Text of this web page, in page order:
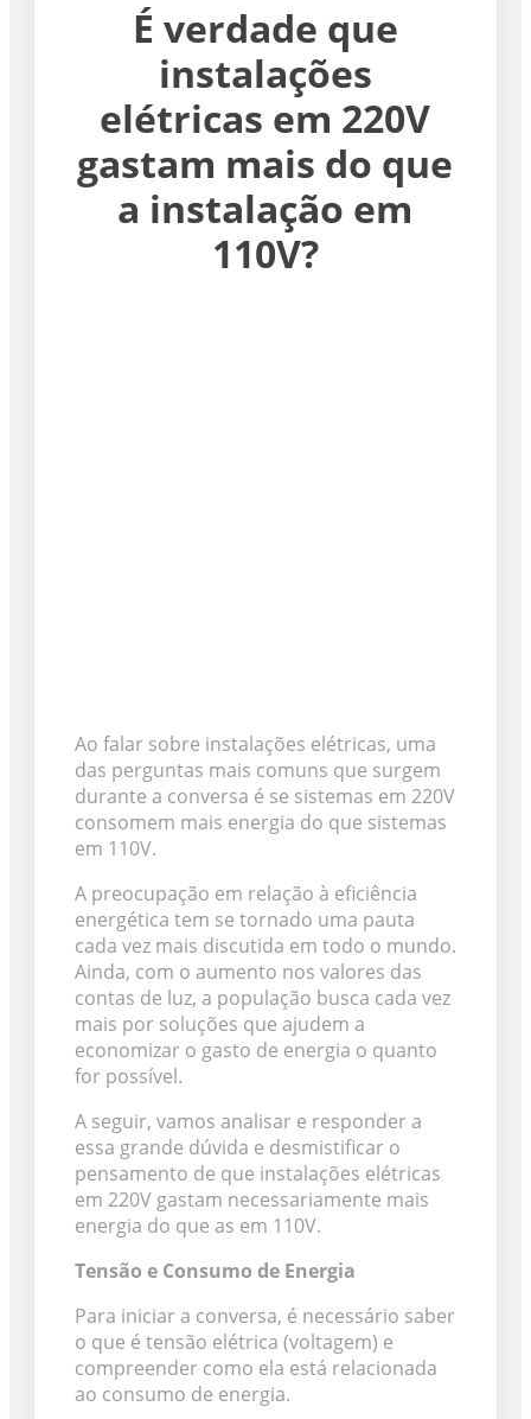
É verdade que
instalações
elétricas em 220V
gastam mais do que
a instalação em
110V?
Ao falar sobre instalações elétricas, uma
das perguntas mais comuns que surgem
durante a conversa é se sistemas em 220V
consomem mais energia do que sistemas
em 110V.
A preocupação em relação à eficiência
energética tem se tornado uma pauta
cada vez mais discutida em todo o mundo.
Ainda, com o aumento nos valores das
contas de luz, a população busca cada vez
mais por soluções que ajudem a
economizar o gasto de energia o quanto
for possível.
A seguir, vamos analisar e responder a
essa grande dúvida e desmistificar o
pensamento de que instalações elétricas
em 220V gastam necessariamente mais
energia do que as em 110V.
Tensão e Consumo de Energia
Para iniciar a conversa, é necessário saber
o que é tensão elétrica (voltagem) e
compreender como ela está relacionada
ao consumo de energia.